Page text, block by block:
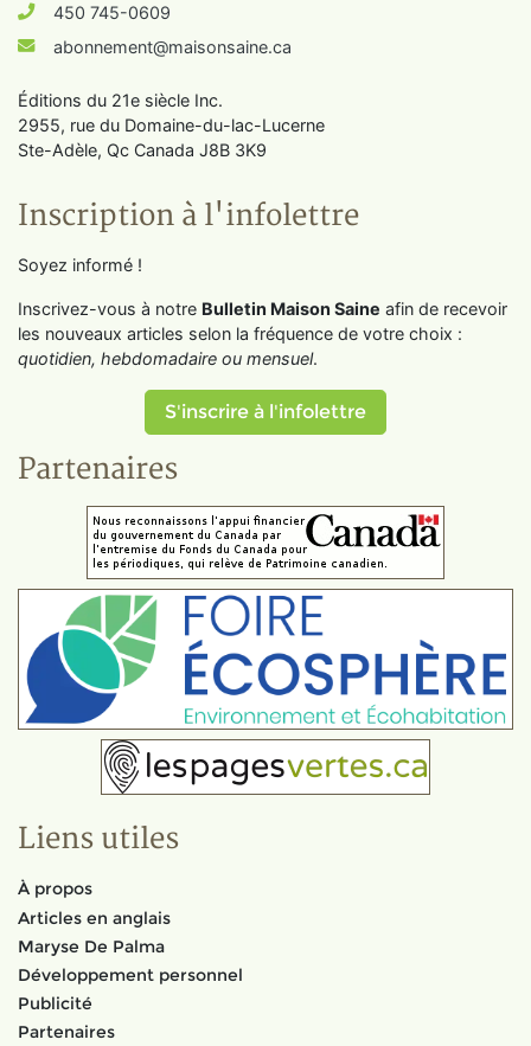
450 745-0609
abonnement@maisonsaine.ca
Éditions du 21e siècle Inc.
2955, rue du Domaine-du-lac-Lucerne
Ste-Adèle, Qc Canada J8B 3K9
Inscription à l'infolettre
Soyez informé !
Inscrivez-vous à notre Bulletin Maison Saine afin de recevoir
les nouveaux articles selon la fréquence de votre choix :
quotidien, hebdomadaire ou mensuel.
S'inscrire à l'infolettre
Partenaires
Liens utiles
À propos
Articles en anglais
Maryse De Palma
Développement personnel
Publicité
Partenaires